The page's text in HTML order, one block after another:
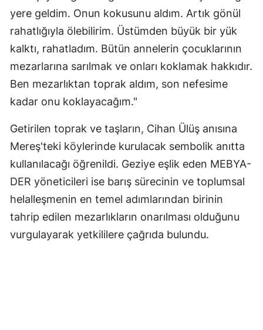
yere geldim. Onun kokusunu aldım. Artık gönül
rahatlığıyla ölebilirim. Üstümden büyük bir yük
kalktı, rahatladım. Bütün annelerin çocuklarının
mezarlarına sarılmak ve onları koklamak hakkıdır.
Ben mezarlıktan toprak aldım, son nefesime
kadar onu koklayacağım."
Getirilen toprak ve taşların, Cihan Ülüş anısına
Mereş'teki köylerinde kurulacak sembolik anıtta
kullanılacağı öğrenildi. Geziye eşlik eden MEBYA-
DER yöneticileri ise barış sürecinin ve toplumsal
helalleşmenin en temel adımlarından birinin
tahrip edilen mezarlıkların onarılması olduğunu
vurgulayarak yetkililere çağrıda bulundu.